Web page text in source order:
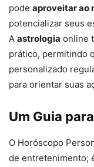
pode aproveitar ao
potencializar seus
A astrologia online
prático, permitindo
personalizado
para orientar suas
Um Guia
O Horóscopo
de entretenimento;